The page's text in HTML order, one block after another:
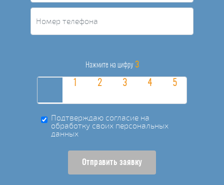
Нажмите на цифру 3
Подтверждаю согласие на
обработку своих персональных
данных
Отправить заявку